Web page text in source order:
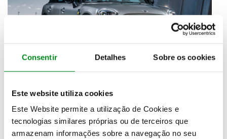
Consentir Detalhes Sobre os cookies
Este website utiliza cookies
Este Website permite a utilização de Cookies e
tecnologias similares próprias ou de terceiros que
armazenam informações sobre a navegação no seu
agora é a vez da Mini também se render às
tecnologias elétricas apresentando em finais de
2019 o seu proximo modelo com zero emissões.